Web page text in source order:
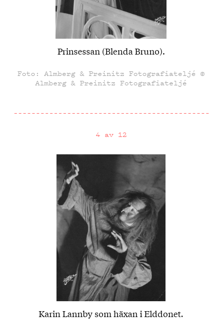
Prinsessan (Blenda Bruno).
Foto: Almberg & Preinitz Fotografiateljé ©
Almberg & Preinitz Fotografiateljé
4 av 12
Karin Lannby som häxan i Elddonet.